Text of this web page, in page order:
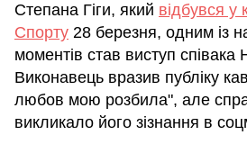
Степана Гіги, який відбувся у
Спорту 28 березня, одним із
моментів став виступ співака
Виконавець вразив публіку
любов мою розбила", але
викликало його зізнання в